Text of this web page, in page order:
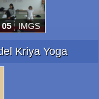
05 IMGS
Kriya Yoga